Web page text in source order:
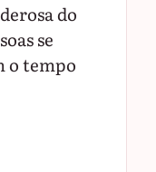
do
se
o tempo